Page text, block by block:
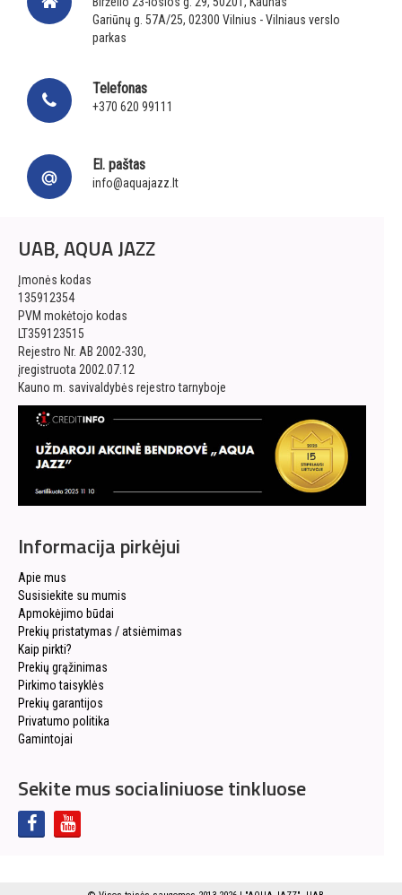
Gariūnų g. 57A/25, 02300 Vilnius - Vilniaus verslo
parkas
Telefonas
+370 620 99111
El. paštas
info@aquajazz.lt
UAB, AQUA JAZZ
Įmonės kodas
135912354
PVM mokėtojo kodas
LT359123515
Rejestro Nr. AB 2002-330,
įregistruota 2002.07.12
Kauno m. savivaldybės rejestro tarnyboje
Informacija pirkėjui
Apie mus
Susisiekite su mumis
Apmokėjimo būdai
Prekių pristatymas / atsiėmimas
Kaip pirkti?
Prekių grąžinimas
Pirkimo taisyklės
Prekių garantijos
Privatumo politika
Gamintojai
Sekite mus socialiniuose tinkluose